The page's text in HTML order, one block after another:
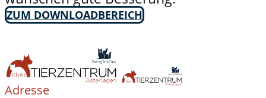
ZUM DOWNLOADBEREICH
Adresse